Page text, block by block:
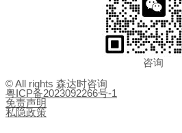
咨询
© All rights 森达时咨询
粤ICP备2023092266号-1
免责声明
私隐政策